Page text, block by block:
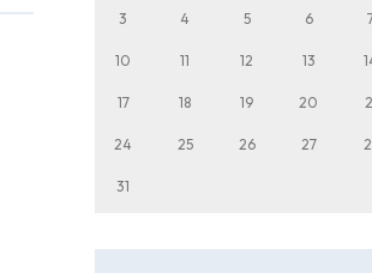
3 4 5 6
10 11 12 13
17 18 19 20
24 25 26 27
31